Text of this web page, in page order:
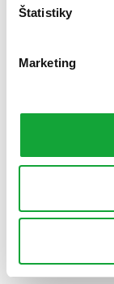
Štatistiky
Marketing